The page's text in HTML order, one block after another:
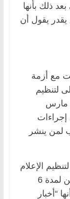
ذلك بأنها
يقول أن
مع أزمة
لتنظيم
الإعلام، الذي أكد في بيان له، بتاريخ 9 مارس
إجراءات
لمن ينشر
الإعلام
في 15 مارس، بحجب موقعين إخباريين لمدة 6
“أخبار